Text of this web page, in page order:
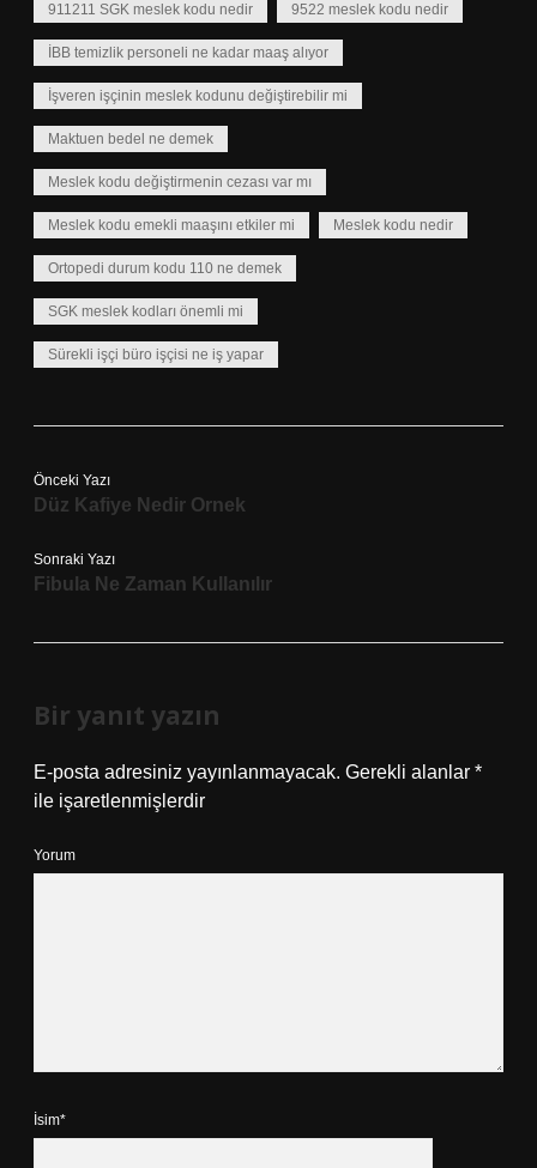
911211 SGK meslek kodu nedir 9522 meslek kodu nedir
İBB temizlik personeli ne kadar maaş alıyor
İşveren işçinin meslek kodunu değiştirebilir mi
Maktuen bedel ne demek
Meslek kodu değiştirmenin cezası var mı
Meslek kodu emekli maaşını etkiler mi Meslek kodu nedir
Ortopedi durum kodu 110 ne demek
SGK meslek kodları önemli mi
Sürekli işçi büro işçisi ne iş yapar
Önceki Yazı
Düz Kafiye Nedir Ornek
Sonraki Yazı
Fibula Ne Zaman Kullanılır
Bir yanıt yazın
E-posta adresiniz yayınlanmayacak. Gerekli alanlar *
ile işaretlenmişlerdir
Yorum
İsim*